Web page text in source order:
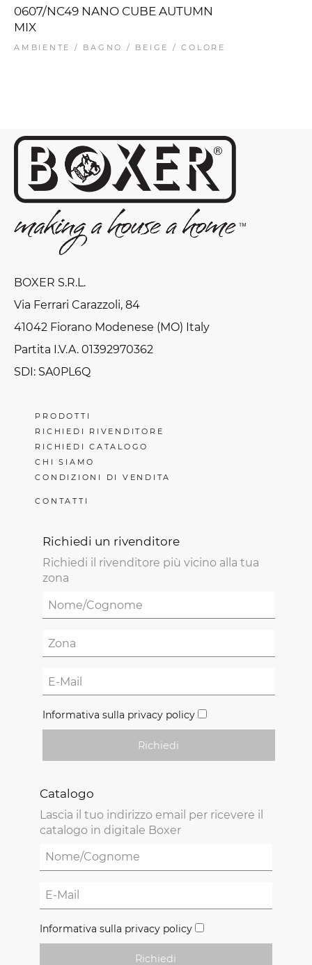
0607/NC49 NANO CUBE AUTUMN
MIX
AMBIENTE / BAGNO / BEIGE / COLORE
BOXER S.R.L.
Via Ferrari Carazzoli, 84
41042 Fiorano Modenese (MO) Italy
Partita I.V.A. 01392970362
SDI: SA0PL6Q
PRODOTTI
RICHIEDI RIVENDITORE
RICHIEDI CATALOGO
CHI SIAMO
CONDIZIONI DI VENDITA
CONTATTI
Richiedi un rivenditore
Richiedi il rivenditore più vicino alla tua
zona
Informativa sulla privacy policy
Richiedi
Catalogo
Lascia il tuo indirizzo email per ricevere il
catalogo in digitale Boxer
Informativa sulla privacy policy
Richiedi